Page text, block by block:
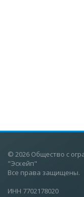
© 2026 Общество с
"Эскейп"
Все права защищены.
ИНН 7702178020